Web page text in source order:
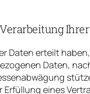
Daten erteilt
Daten,
eines